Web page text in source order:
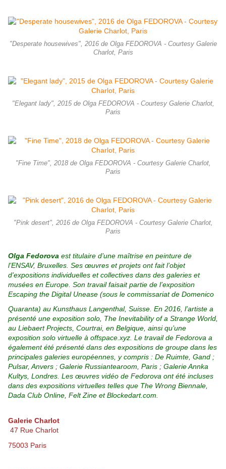
"Desperate housewives", 2016 de Olga FEDOROVA - Courtesy Galerie
Charlot, Paris
"Elegant lady", 2015 de Olga FEDOROVA - Courtesy Galerie Charlot,
Paris
"Fine Time", 2018 de Olga FEDOROVA - Courtesy Galerie Charlot,
Paris
"Pink desert", 2016 de Olga FEDOROVA - Courtesy Galerie Charlot,
Paris
Olga Fedorova est titulaire d’une maîtrise en peinture de
l’ENSAV, Bruxelles. Ses œuvres et projets ont fait l’objet
d’expositions individuelles et collectives dans des galeries et
musées en Europe. Son travail faisait partie de l’exposition
Escaping the Digital Unease (sous le commissariat de Domenico
Quaranta) au Kunsthaus Langenthal, Suisse. En 2016, l’artiste a
présenté une exposition solo, The Inevitability of a Strange World,
au Liebaert Projects, Courtrai, en Belgique, ainsi qu’une
exposition solo virtuelle à offspace.xyz. Le travail de Fedorova a
également été présenté dans des expositions de groupe dans les
principales galeries européennes, y compris : De Ruimte, Gand ;
Pulsar, Anvers ; Galerie Russiantearoom, Paris ; Galerie Annka
Kultys, Londres. Les œuvres vidéo de Fedorova ont été incluses
dans des expositions virtuelles telles que The Wrong Biennale,
Dada Club Online, Felt Zine et Blockedart.com.
Galerie Charlot
47 Rue Charlot
75003 Paris